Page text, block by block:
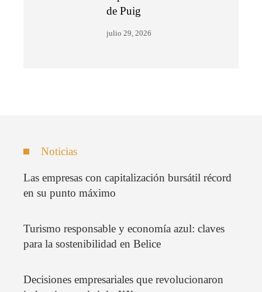
de Puig
julio 29, 2026
Noticias
Las empresas con capitalización bursátil récord
en su punto máximo
Turismo responsable y economía azul: claves
para la sostenibilidad en Belice
Decisiones empresariales que revolucionaron